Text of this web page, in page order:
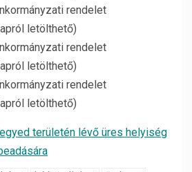
rendelet
letölthető)
rendelet
letölthető)
rendelet
letölthető)
területén lévő üres helyiség